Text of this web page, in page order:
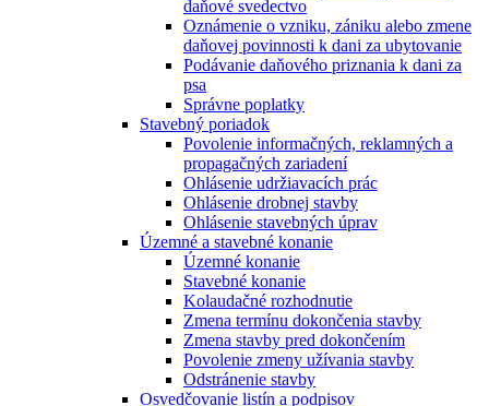
daňové svedectvo
Oznámenie o vzniku, zániku alebo zmene
daňovej povinnosti k dani za ubytovanie
Podávanie daňového priznania k dani za
psa
Správne poplatky
Stavebný poriadok
Povolenie informačných, reklamných a
propagačných zariadení
Ohlásenie udržiavacích prác
Ohlásenie drobnej stavby
Ohlásenie stavebných úprav
Územné a stavebné konanie
Územné konanie
Stavebné konanie
Kolaudačné rozhodnutie
Zmena termínu dokončenia stavby
Zmena stavby pred dokončením
Povolenie zmeny užívania stavby
Odstránenie stavby
Osvedčovanie listín a podpisov